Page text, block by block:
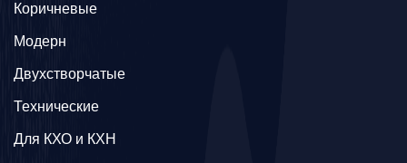
Коричневые
Модерн
Двухстворчатые
Технические
Для КХО и КХН